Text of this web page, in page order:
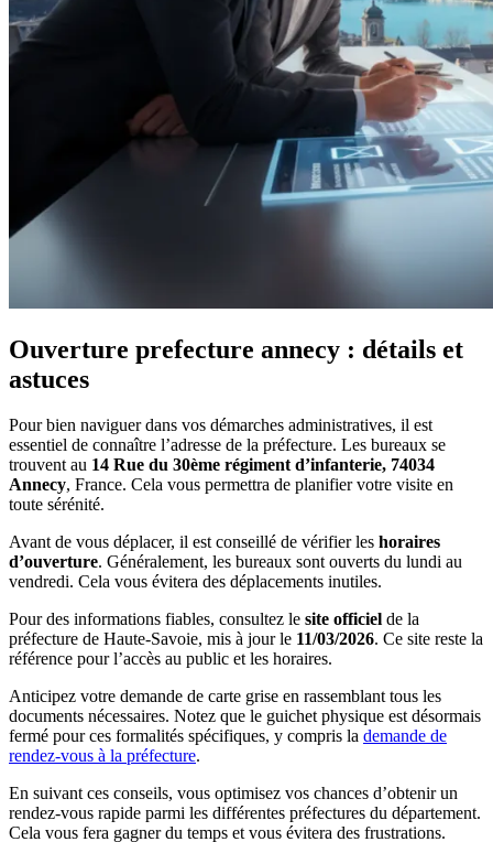
Ouverture prefecture annecy : détails et
astuces
Pour bien naviguer dans vos démarches administratives, il est
essentiel de connaître l’adresse de la préfecture. Les bureaux se
trouvent au 14 Rue du 30ème régiment d’infanterie, 74034
Annecy, France. Cela vous permettra de planifier votre visite en
toute sérénité.
Avant de vous déplacer, il est conseillé de vérifier les horaires
d’ouverture. Généralement, les bureaux sont ouverts du lundi au
vendredi. Cela vous évitera des déplacements inutiles.
Pour des informations fiables, consultez le site officiel de la
préfecture de Haute-Savoie, mis à jour le 11/03/2026. Ce site reste la
référence pour l’accès au public et les horaires.
Anticipez votre demande de carte grise en rassemblant tous les
documents nécessaires. Notez que le guichet physique est désormais
fermé pour ces formalités spécifiques, y compris la demande de
rendez-vous à la préfecture.
En suivant ces conseils, vous optimisez vos chances d’obtenir un
rendez-vous rapide parmi les différentes préfectures du département.
Cela vous fera gagner du temps et vous évitera des frustrations.